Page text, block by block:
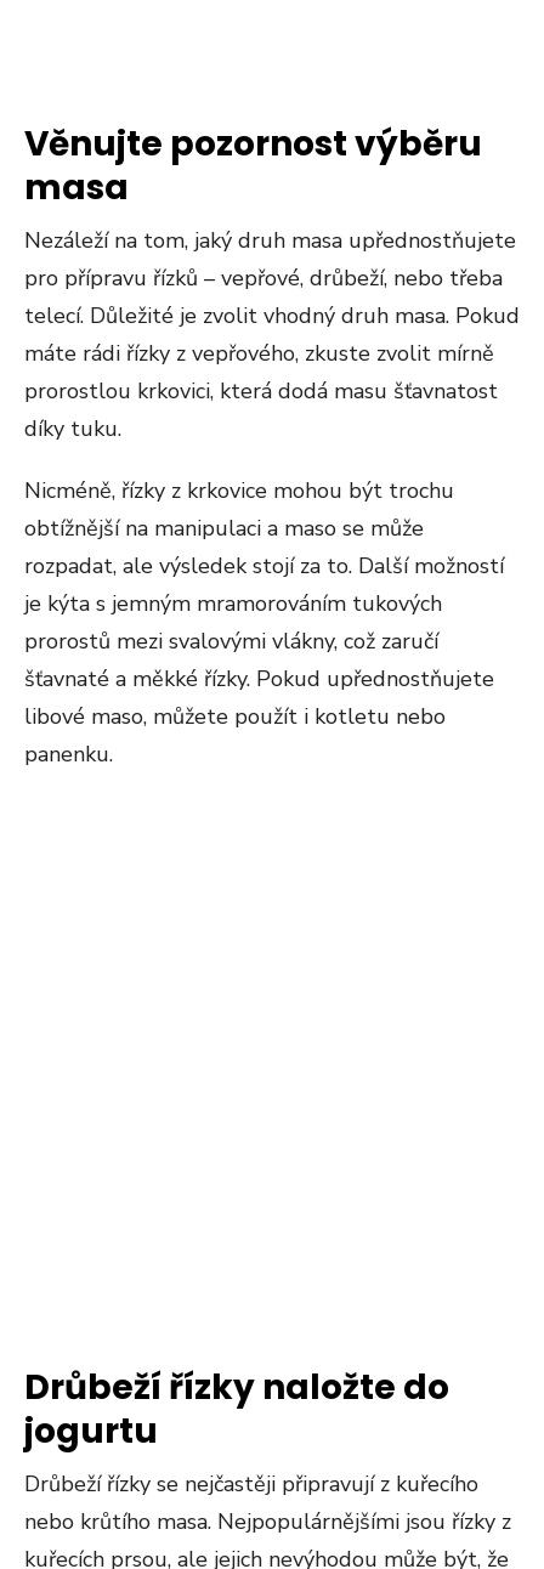
Věnujte pozornost výběru
masa
Nezáleží na tom, jaký druh masa upřednostňujete
pro přípravu řízků – vepřové, drůbeží, nebo třeba
telecí. Důležité je zvolit vhodný druh masa. Pokud
máte rádi řízky z vepřového, zkuste zvolit mírně
prorostlou krkovici, která dodá masu šťavnatost
díky tuku.
Nicméně, řízky z krkovice mohou být trochu
obtížnější na manipulaci a maso se může
rozpadat, ale výsledek stojí za to. Další možností
je kýta s jemným mramorováním tukových
prorostů mezi svalovými vlákny, což zaručí
šťavnaté a měkké řízky. Pokud upřednostňujete
libové maso, můžete použít i kotletu nebo
panenku.
Drůbeží řízky naložte do
jogurtu
Drůbeží řízky se nejčastěji připravují z kuřecího
nebo krůtího masa. Nejpopulárnějšími jsou řízky z
kuřecích prsou, ale jejich nevýhodou může být, že